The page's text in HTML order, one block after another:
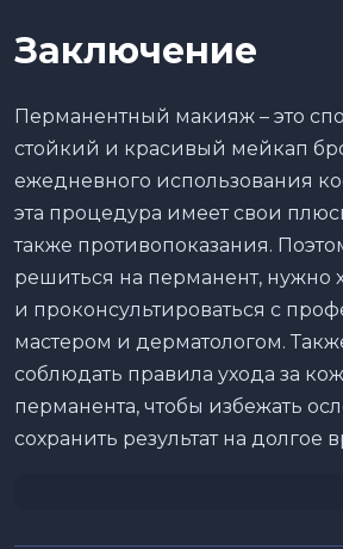
Заключение
Перманентный макияж – это
стойкий и красивый мейкап
ежедневного использования
эта процедура имеет свои
также противопоказания.
решиться на перманент, нужно
и проконсультироваться с
мастером и дерматологом.
соблюдать правила ухода за
перманента, чтобы избежать
сохранить результат на долгое